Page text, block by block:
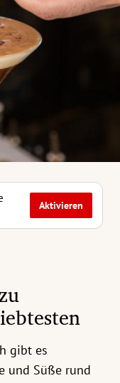
Aktivieren
gibt es
und Süße rund